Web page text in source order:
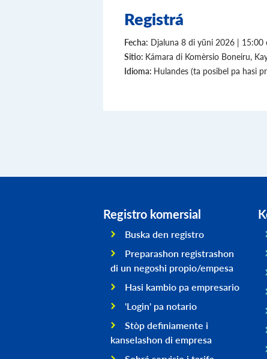
Registrá
Fecha: Djaluna 8 di yüni 2026 |
Sitio: Kámara di Komèrsio Boneiru,
Idioma: Hulandes (ta posibel pa hasi
Registro komersial
Buska den registro
Preparashon registrashon
di un negoshi propio/empesa
Hasi kambio pa empresario
'Login' pa notario
Stòp definiamente i
kanselashon di empresa